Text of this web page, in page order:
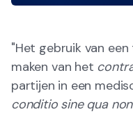
"Het gebruik van
maken van het
partijen in een
conditio sine qua non